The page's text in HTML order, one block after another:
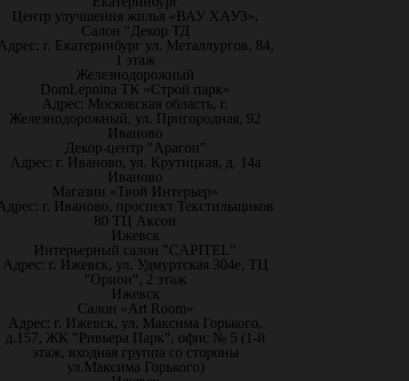
Центр улучшения жилья «ВАУ ХАУЗ»,
Салон "Декор ТД
г. Екатеринбург ул. Металлургов, 84,
1 этаж
Железнодорожный
DomLepnina ТК «Строй парк»
Адрес: Московская область, г.
Железнодорожный, ул. Пригородная, 92
Иваново
Декор-центр "Арагон"
Адрес: г. Иваново, ул. Крутицкая, д. 14а
Иваново
Магазин «Твой Интерьер»
г. Иваново, проспект Текстильщиков
80 ТЦ Аксон
Ижевск
Интерьерный салон "CAPITEL"
Адрес: г. Ижевск, ул. Удмуртская 304е, ТЦ
"Орион", 2 этаж
Ижевск
Салон «Art Room»
Адрес: г. Ижевск, ул. Максима Горького,
д.157, ЖК "Ривьера Парк", офис № 5 (1-й
этаж, входная группа со стороны
ул.Максима Горького)